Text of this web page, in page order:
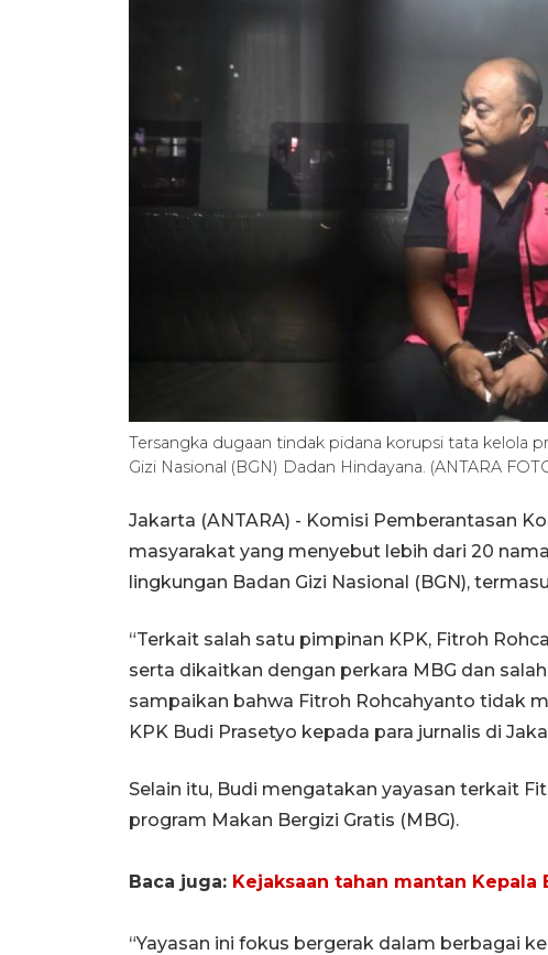
Tersangka dugaan tindak pidana korupsi tata kelola
Gizi Nasional (BGN) Dadan Hindayana. (ANTARA
Jakarta (ANTARA) - Komisi Pemberantasan
masyarakat yang menyebut lebih dari 20
lingkungan Badan Gizi Nasional (BGN),
“Terkait salah satu pimpinan KPK, Fitroh
serta dikaitkan dengan perkara MBG dan
sampaikan bahwa Fitroh Rohcahyanto tidak
KPK Budi Prasetyo kepada para jurnalis di
Selain itu, Budi mengatakan yayasan terkait
program Makan Bergizi Gratis (MBG).
Baca juga: Kejaksaan tahan mantan Kepala
“Yayasan ini fokus bergerak dalam berbagai